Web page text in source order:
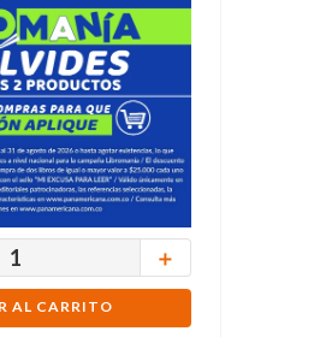
＋
AL CARRITO